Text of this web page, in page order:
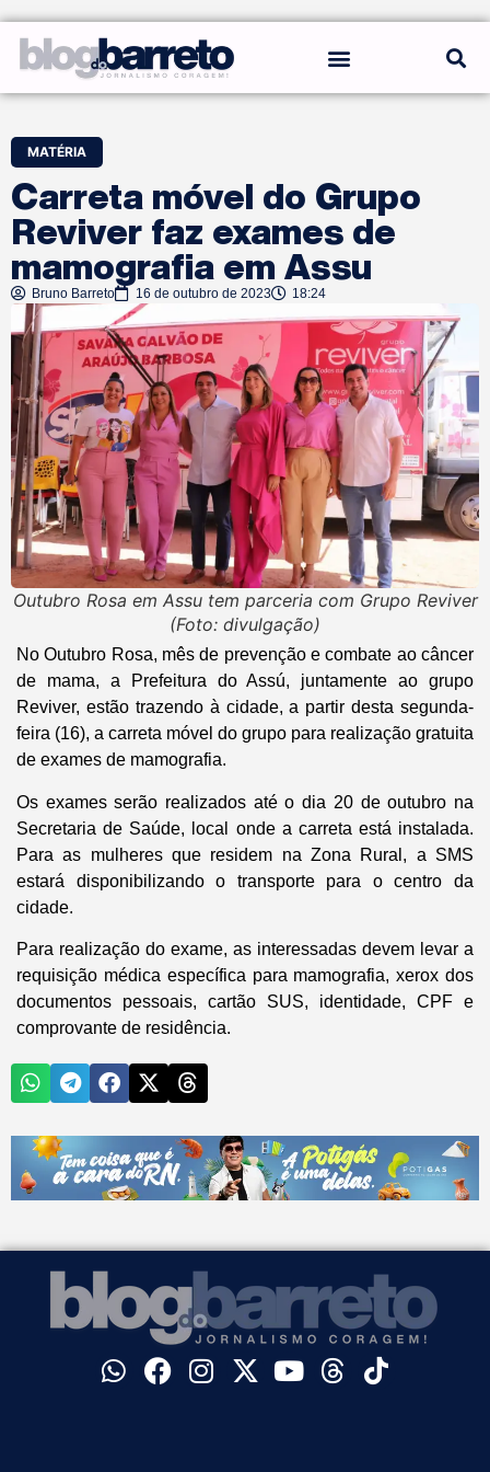
MATÉRIA
Carreta móvel do Grupo
Reviver faz exames de
mamografia em Assu
Bruno Barreto 16 de outubro de 2023 18:24
Outubro Rosa em Assu tem parceria com Grupo Reviver
(Foto: divulgação)
No Outubro Rosa, mês de prevenção e combate ao câncer
de mama, a Prefeitura do Assú, juntamente ao grupo
Reviver, estão trazendo à cidade, a partir desta segunda-
feira (16), a carreta móvel do grupo para realização gratuita
de exames de mamografia.
Os exames serão realizados até o dia 20 de outubro na
Secretaria de Saúde, local onde a carreta está instalada.
Para as mulheres que residem na Zona Rural, a SMS
estará disponibilizando o transporte para o centro da
cidade.
Para realização do exame, as interessadas devem levar a
requisição médica específica para mamografia, xerox dos
documentos pessoais, cartão SUS, identidade, CPF e
comprovante de residência.